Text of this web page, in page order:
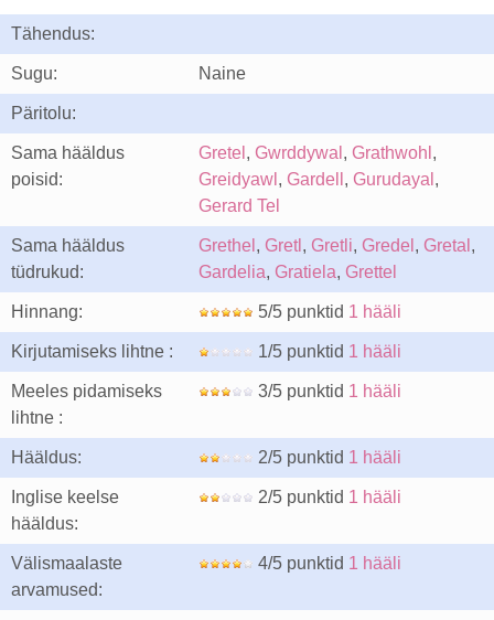
Tähendus:
Sugu: Naine
Päritolu:
Sama hääldus
poisid:
Gretel , Gwrddywal , Grathwohl ,
Greidyawl , Gardell , Gurudayal ,
Gerard Tel
Sama hääldus
tüdrukud:
Grethel , Gretl , Gretli, Gredel , Gretal ,
Gardelia, Gratiela, Grettel
Hinnang: 5/5 punktid 1 hääli
Kirjutamiseks lihtne : 1/5 punktid 1 hääli
Meeles pidamiseks
lihtne :
3/5 punktid 1 hääli
Hääldus: 2/5 punktid 1 hääli
Inglise keelse
hääldus:
2/5 punktid 1 hääli
Välismaalaste
arvamused:
4/5 punktid 1 hääli